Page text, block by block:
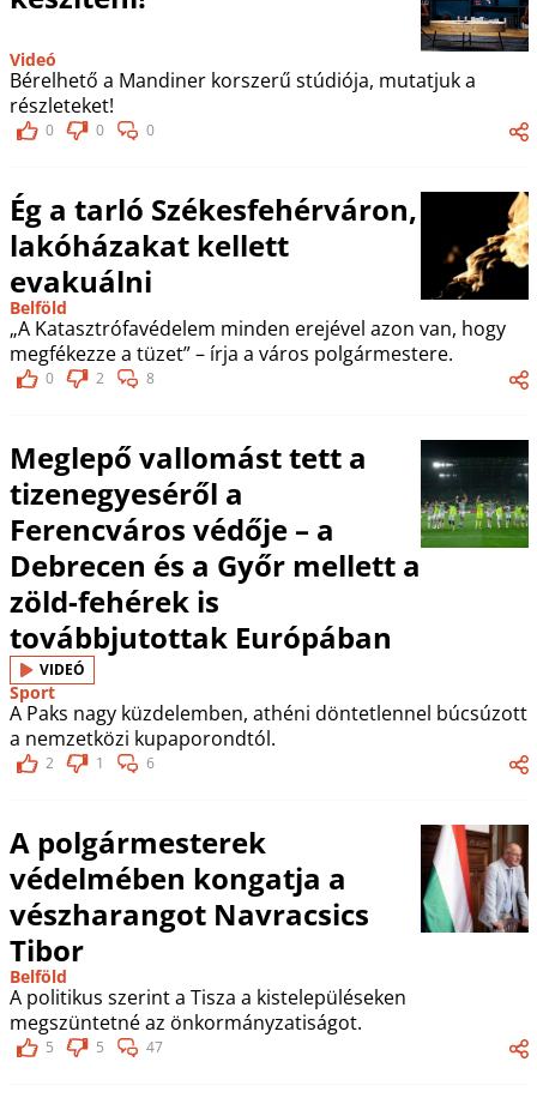
Videó
Bérelhető a Mandiner korszerű stúdiója, mutatjuk a
részleteket!
0 0 0
Ég a tarló Székesfehérváron,
lakóházakat kellett
evakuálni
Belföld
„A Katasztrófavédelem minden erejével azon van, hogy
megfékezze a tüzet” – írja a város polgármestere.
0 2 8
Meglepő vallomást tett a
tizenegyeséről a
Ferencváros védője – a
Debrecen és a Győr mellett a
zöld-fehérek is
továbbjutottak Európában
VIDEÓ
Sport
A Paks nagy küzdelemben, athéni döntetlennel búcsúzott
a nemzetközi kupaporondtól.
2 1 6
A polgármesterek
védelmében kongatja a
vészharangot Navracsics
Tibor
Belföld
A politikus szerint a Tisza a kistelepüléseken
megszüntetné az önkormányzatiságot.
5 5 47